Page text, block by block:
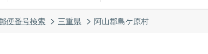
便番号検索 三重県 阿山郡島ケ原村